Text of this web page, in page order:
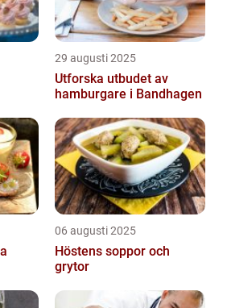
29 augusti 2025
Utforska utbudet av
hamburgare i Bandhagen
06 augusti 2025
Höstens soppor och
grytor